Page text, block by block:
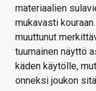
materiaalien
mukavasti
muuttunut
tuumainen näyttö
käden käytölle,
onneksi joukon